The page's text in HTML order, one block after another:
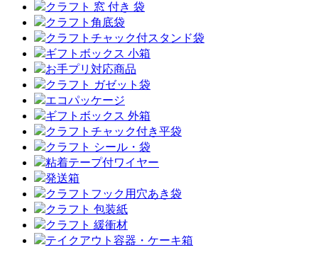
クラフト 窓 付き 袋
クラフト角底袋
クラフトチャック付スタンド袋
ギフトボックス 小箱
お手プリ対応商品
クラフト ガゼット袋
エコパッケージ
ギフトボックス 外箱
クラフトチャック付き平袋
クラフト シール・袋
粘着テープ付ワイヤー
発送箱
クラフトフック用穴あき袋
クラフト 包装紙
クラフト 緩衝材
テイクアウト容器・ケーキ箱